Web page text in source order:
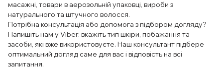
масажні, товари в аерозольній упаковці, вироби з
натурального та штучного волосся.
Потрібна консультація або допомога з підбором догляду?
Напишіть нам у Viber: вкажіть тип шкіри, побажання та
засоби, які вже використовуєте. Наш консультант підбере
оптимальний догляд саме для вас і відповість на всі
запитання.